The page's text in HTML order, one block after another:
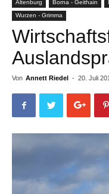
Altenburg Borna - Geithain
Wurzen - Grimma
Von Annett Riedel - 20. Juli